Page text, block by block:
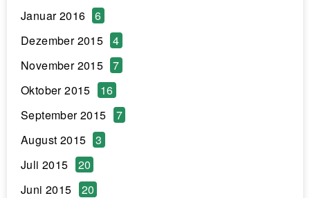
Januar 2016
6
Dezember 2015
4
November 2015
7
Oktober 2015
16
September 2015
7
August 2015
3
Juli 2015
20
Juni 2015
20